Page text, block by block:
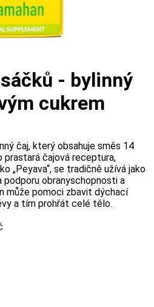
- bylinný
cukrem
čaj, který obsahuje směs 14
prastará čajová receptura,
„Peyava“, se tradičně užívá jako
obranyschopnosti a
může pomoci zbavit dýchací
a tím prohřát celé tělo.